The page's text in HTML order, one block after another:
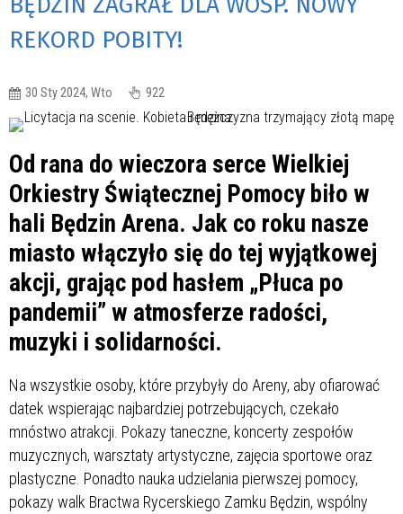
REKORD POBITY!
30 Sty 2024, Wto 922
Od rana do wieczora serce Wielkiej
Orkiestry Świątecznej Pomocy biło w
hali Będzin Arena. Jak co roku nasze
miasto włączyło się do tej wyjątkowej
akcji, grając pod hasłem „Płuca po
pandemii” w atmosferze radości,
muzyki i solidarności.
Na wszystkie osoby, które przybyły do Areny, aby ofiarować
datek wspierając najbardziej potrzebujących, czekało
mnóstwo atrakcji. Pokazy taneczne, koncerty zespołów
muzycznych, warsztaty artystyczne, zajęcia sportowe oraz
plastyczne. Ponadto nauka udzielania pierwszej pomocy,
pokazy walk Bractwa Rycerskiego Zamku Będzin, wspólny